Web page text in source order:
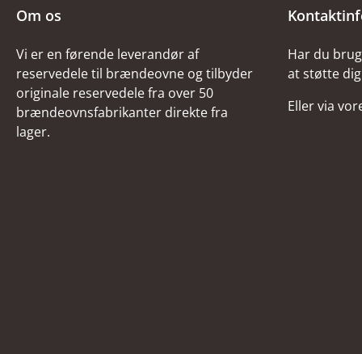
Om os
Vi er en førende leverandør af
reservedele til brændeovne og tilbyder
originale reservedele fra over 50
brændeovnsfabrikanter direkte fra
lager.
Har du
at støtte
Eller via